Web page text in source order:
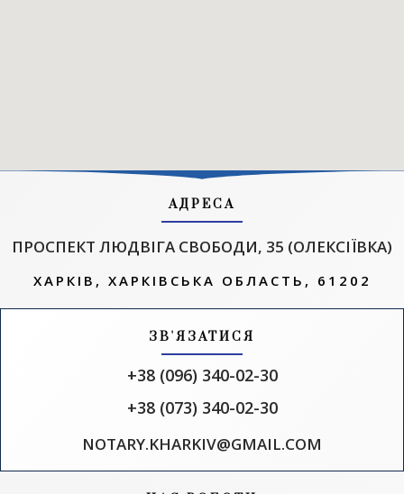
АДРЕСА
ПРОСПЕКТ ЛЮДВІГА СВОБОДИ, 35 (ОЛЕКСІЇВКА)
ХАРКІВ, ХАРКІВСЬКА ОБЛАСТЬ, 61202
ЗВ'ЯЗАТИСЯ
+38 (096) 340-02-30
+38 (073) 340-02-30
NOTARY.KHARKIV@GMAIL.COM